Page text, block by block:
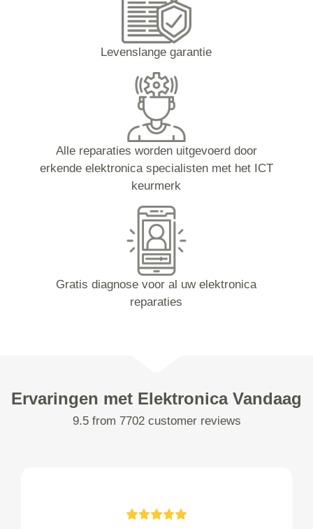
Levenslange garantie
Alle reparaties worden uitgevoerd door
erkende elektronica specialisten met het ICT
keurmerk
Gratis diagnose voor al uw elektronica
reparaties
Ervaringen met Elektronica Vandaag
9.5 from 7702 customer reviews